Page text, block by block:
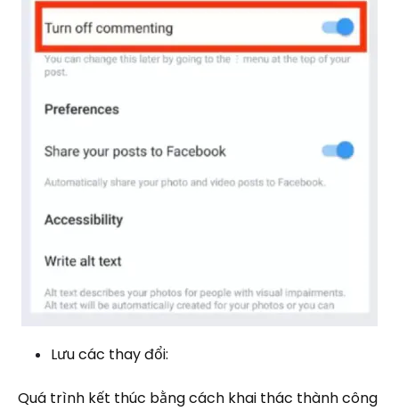
Lưu các thay đổi:
Quá trình kết thúc bằng cách khai thác thành công